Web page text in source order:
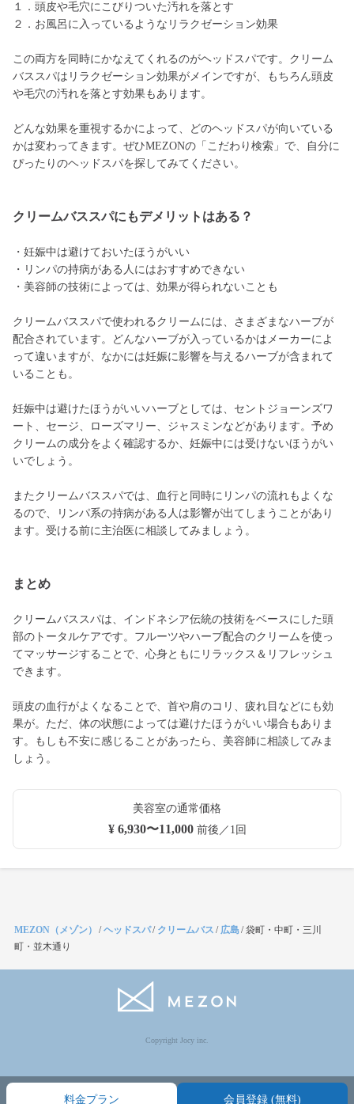
１．頭皮や毛穴にこびりついた汚れを落とす
２．お風呂に入っているようなリラクゼーション効果
この両方を同時にかなえてくれるのがヘッドスパです。クリーム
バススパはリラクゼーション効果がメインですが、もちろん頭皮
や毛穴の汚れを落とす効果もあります。
どんな効果を重視するかによって、どのヘッドスパが向いている
かは変わってきます。ぜひMEZONの「こだわり検索」で、自分に
ぴったりのヘッドスパを探してみてください。
クリームバススパにもデメリットはある？
・妊娠中は避けておいたほうがいい
・リンパの持病がある人にはおすすめできない
・美容師の技術によっては、効果が得られないことも
クリームバススパで使われるクリームには、さまざまなハーブが
配合されています。どんなハーブが入っているかはメーカーによ
って違いますが、なかには妊娠に影響を与えるハーブが含まれて
いることも。
妊娠中は避けたほうがいいハーブとしては、セントジョーンズワ
ート、セージ、ローズマリー、ジャスミンなどがあります。予め
クリームの成分をよく確認するか、妊娠中には受けないほうがい
いでしょう。
またクリームバススパでは、血行と同時にリンパの流れもよくな
るので、リンパ系の持病がある人は影響が出てしまうことがあり
ます。受ける前に主治医に相談してみましょう。
まとめ
クリームバススパは、インドネシア伝統の技術をベースにした頭
部のトータルケアです。フルーツやハーブ配合のクリームを使っ
てマッサージすることで、心身ともにリラックス＆リフレッシュ
できます。
頭皮の血行がよくなることで、首や肩のコリ、疲れ目などにも効
果が。ただ、体の状態によっては避けたほうがいい場合もありま
す。もしも不安に感じることがあったら、美容師に相談してみま
しょう。
美容室の通常価格
¥ 6,930〜11,000前後／1回
料金プラン 会員登録 (無料)
MEZON（メゾン） /ヘッドスパ/ クリームバス / 広島/袋町・中町・三川
町・並木通り
Copyright Jocy inc.